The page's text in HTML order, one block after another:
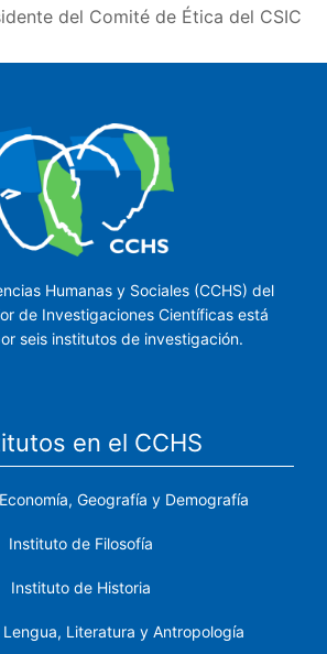
del Comité de Ética del CSIC
Humanas y Sociales (CCHS) del
de Investigaciones Científicas está
seis institutos de investigación.
en el CCHS
Geografía y Demografía
Instituto de Filosofía
Instituto de Historia
Literatura y Antropología